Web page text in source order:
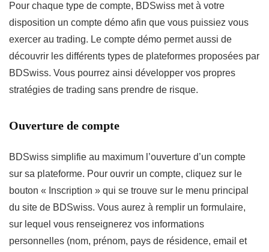
Pour chaque type de compte, BDSwiss met à votre
disposition un compte démo afin que vous puissiez vous
exercer au trading. Le compte démo permet aussi de
découvrir les différents types de plateformes proposées par
BDSwiss. Vous pourrez ainsi développer vos propres
stratégies de trading sans prendre de risque.
Ouverture de compte
BDSwiss simplifie au maximum l’ouverture d’un compte
sur sa plateforme. Pour ouvrir un compte, cliquez sur le
bouton « Inscription » qui se trouve sur le menu principal
du site de BDSwiss. Vous aurez à remplir un formulaire,
sur lequel vous renseignerez vos informations
personnelles (nom, prénom, pays de résidence, email et